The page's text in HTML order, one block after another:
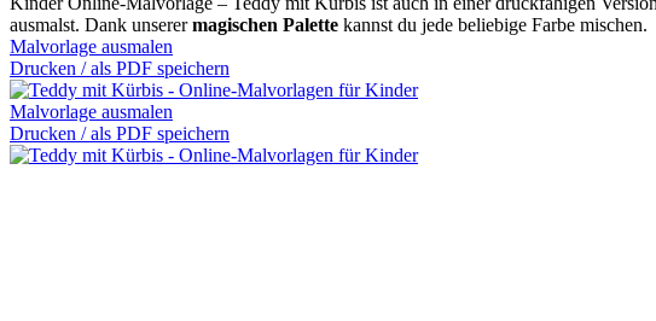
ausmalst. Dank unserermagischen Palette kannst du jede beliebige Farbe mischen.
Malvorlage ausmalen
Drucken / als PDF speichern
Malvorlage ausmalen
Drucken / als PDF speichern